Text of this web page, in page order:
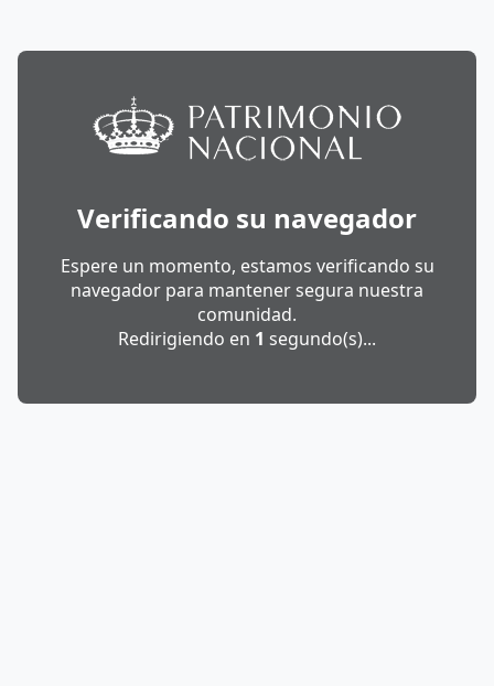
Verificando su navegador
Espere un momento, estamos verificando su
navegador para mantener segura nuestra
comunidad.
Redirigiendo en 1 segundo(s)...